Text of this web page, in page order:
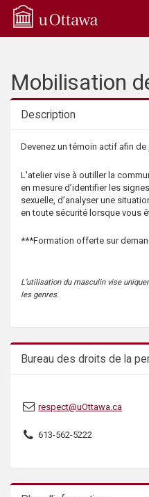
Q
Mobilisation
Description
Description
Devenez un témoin actif afin
L'atelier vise à outiller la
en mesure d’identifier les
sexuelle, d’analyser une
en toute sécurité lorsque vous
***Formation offerte sur
L’utilisation du masculin vise
les genres.
Bureau des droits de la
respect@uOttawa.ca
613-562-5222